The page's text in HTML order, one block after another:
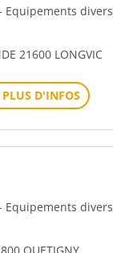
Equipements divers
21600 LONGVIC
PLUS D'INFOS
Equipements divers